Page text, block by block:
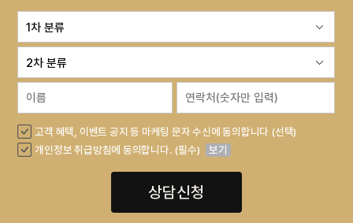
고객 혜택, 이벤트 공지 등 마케팅 문자 수신에 동의합니다 (선택)
개인정보 취급방침에 동의합니다. (필수)
보기
상담신청